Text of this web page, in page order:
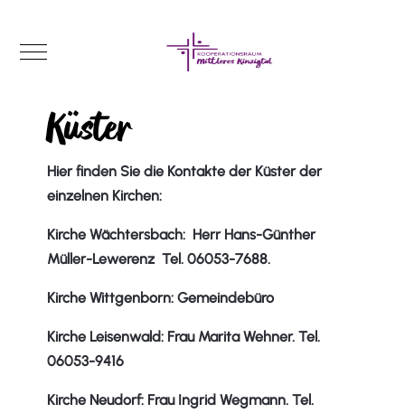
Mobile Menu Toggle
Küster
Hier finden Sie die Kontakte der Küster der
einzelnen Kirchen:
Kirche Wächtersbach: Herr Hans-Günther
Müller-Lewerenz Tel. 06053-7688.
Kirche Wittgenborn: Gemeindebüro
Kirche Leisenwald: Frau Marita Wehner. Tel.
06053-9416
Kirche Neudorf: Frau Ingrid Wegmann. Tel.